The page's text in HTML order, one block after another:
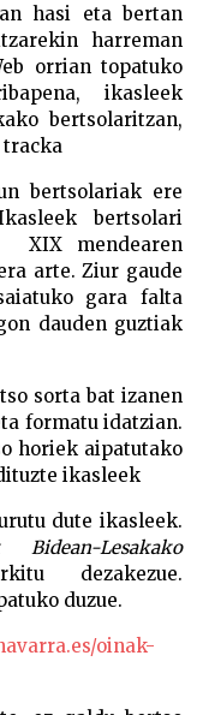
hasi eta bertan
harreman
orrian topatuko
ikasleek
bertsolaritzan,
bertsolariak ere
bertsolari
XIX mendearen
arte. Ziur gaude
gara falta
dauden guztiak
sorta bat izanen
formatu idatzian.
horiek aipatutako
ikasleek
dute ikasleek.
Bidean-Lesakako
dezakezue.
duzue.
oinak-